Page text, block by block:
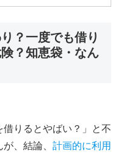
？一度でも借り
？知恵袋・なん
借りるとやばい？」と不
、結論、 計画的に利用